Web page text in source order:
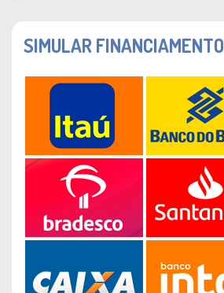
SIMULAR FINANCIAMENTO